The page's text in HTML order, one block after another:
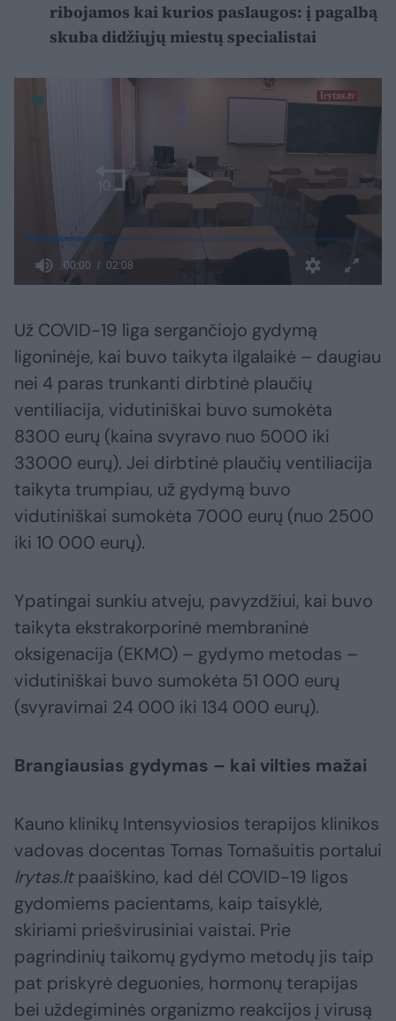
ribojamos kai kurios paslaugos: į pagalbą
skuba didžiųjų miestų specialistai
Už COVID-19 liga sergančiojo gydymą
ligoninėje, kai buvo taikyta ilgalaikė – daugiau
nei 4 paras trunkanti dirbtinė plaučių
ventiliacija, vidutiniškai buvo sumokėta
8300 eurų (kaina svyravo nuo 5000 iki
33000 eurų). Jei dirbtinė plaučių ventiliacija
taikyta trumpiau, už gydymą buvo
vidutiniškai sumokėta 7000 eurų (nuo 2500
iki 10 000 eurų).
Ypatingai sunkiu atveju, pavyzdžiui, kai buvo
taikyta ekstrakorporinė membraninė
oksigenacija (EKMO) – gydymo metodas –
vidutiniškai buvo sumokėta 51 000 eurų
(svyravimai 24 000 iki 134 000 eurų).
Brangiausias gydymas – kai vilties mažai
Kauno klinikų Intensyviosios terapijos klinikos
vadovas docentas Tomas Tomašuitis portalui
lrytas.ltpaaiškino, kad dėl COVID-19 ligos
gydomiems pacientams, kaip taisyklė,
skiriami priešvirusiniai vaistai. Prie
pagrindinių taikomų gydymo metodų jis taip
pat priskyrė deguonies, hormonų terapijas
bei uždegiminės organizmo reakcijos į virusą